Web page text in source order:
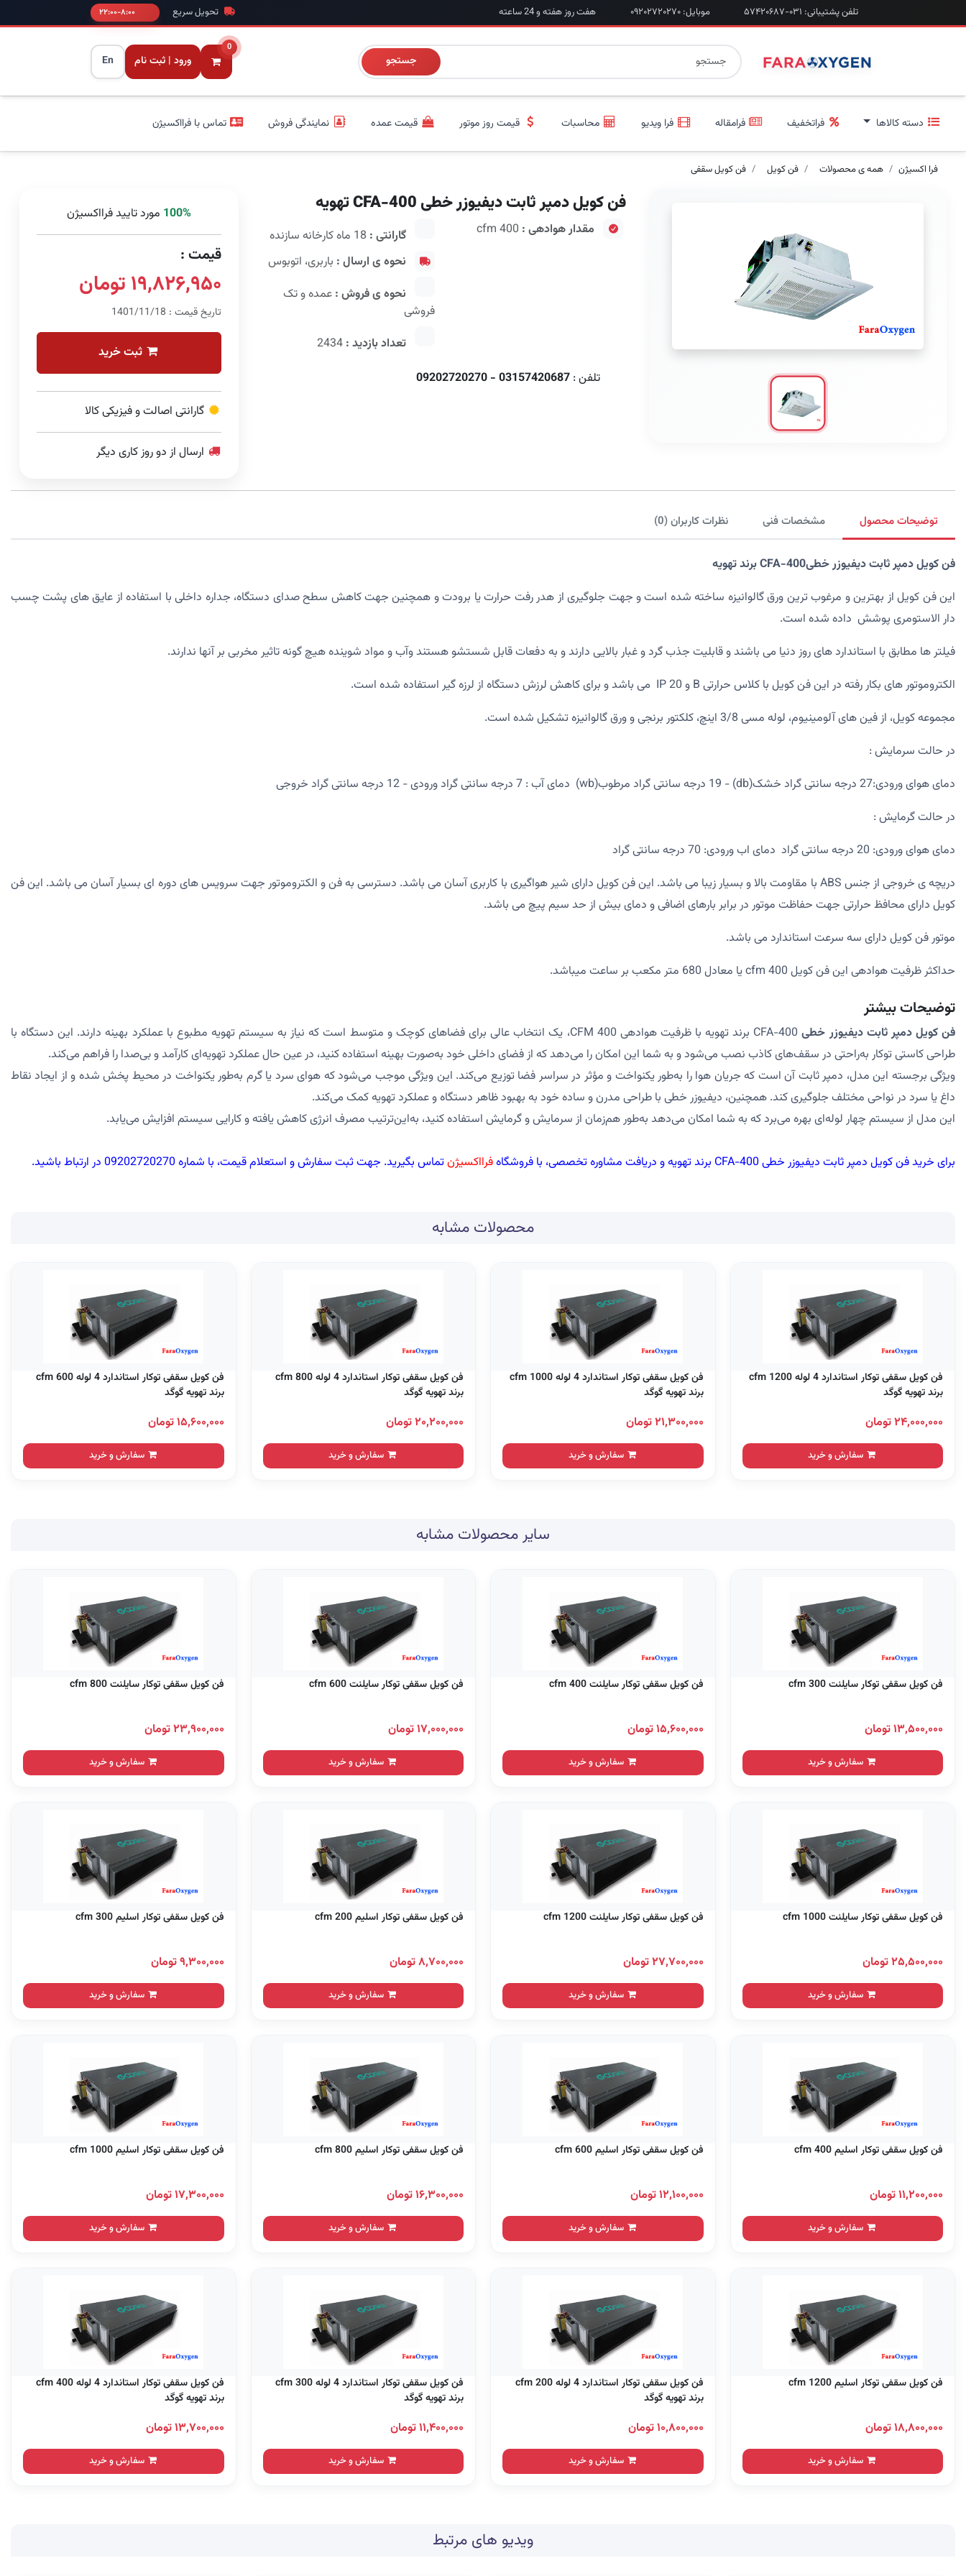
تلفن پشتیبانی: ۰۳۱-۵۷۴۲۰۶۸۷ موبایل: ۰۹۲۰۲۷۲۰۲۷۰ هفت روز هفته و 24 ساعته تحویل سریع
جستجو
0
ورود | ثبت نام En
دسته کالاها فراتخفیف فرامقاله فرا ویدیو محاسبات قیمت روز موتور قیمت عمده نمایندگی فروش تماس با فرااکسیژن
فرا اکسیژن همه ی محصولات فن کویل فن کویل سقفی
فن کویل دمپر ثابت دیفیوزر خطی CFA-400 تهویه
مقدار هوادهی : گارانتی :
نحوه ی ارسال : باربری، اتوبوس
نحوه ی فروش : عمده و تک
فروشی
تعداد بازدید :
تلفن : 03157420687 - 09202720270
100% مورد تایید فرااکسیژن
قیمت :
۱۹,۸۲۶,۹۵۰ تومان
تاریخ قیمت : 1401/11/18
ثبت خرید
گارانتی اصالت و فیزیکی کالا
ارسال از دو روز کاری دیگر
توضیحات محصول مشخصات فنی نظرات کاربران (0)
فن کویل دمپر ثابت دیفیوزر خطیCFA-400 برند تهویه
این فن کویل از بهترین و مرغوب ترین ورق گالوانیزه ساخته شده است و جهت جلوگیری از هدر رفت حرارت یا برودت و همچنین جهت کاهش سطح صدای دستگاه، جداره داخلی با استفاده از عایق های پشت چسب
دار الاستومری پوشش داده شده است.
فیلتر ها مطابق با استاندارد های روز دنیا می باشند و قابلیت جذب گرد و غبار بالایی دارند و به دفعات قابل شستشو هستند وآب و مواد شوینده هیچ گونه تاثیر مخربی بر آنها ندارند.
الکتروموتور های بکار رفته در این فن کویل با کلاس حرارتی B و IP 20 می باشد و برای کاهش لرزش دستگاه از لرزه گیر استفاده شده است.
مجموعه کویل، از فین های آلومینیوم، لوله مسی 3/8 اینچ، کلکتور برنجی و ورق گالوانیزه تشکیل شده است.
در حالت سرمایش :
دمای هوای ورودی:27 درجه سانتی گراد خشک(db) - 19 درجه سانتی گراد مرطوب(wb) دمای آب : 7 درجه سانتی گراد ورودی - 12 درجه سانتی گراد خروجی
در حالت گرمایش :
دمای هوای ورودی: 20 درجه سانتی گراد دمای اب ورودی: 70 درجه سانتی گراد
دریچه ی خروجی از جنس ABS با مقاومت بالا و بسیار زیبا می باشد. این فن کویل دارای شیر هواگیری با کاربری آسان می باشد. دسترسی به فن و الکتروموتور جهت سرویس های دوره ای بسیار آسان می باشد. این فن
کویل دارای محافظ حرارتی جهت حفاظت موتور در برابر بارهای اضافی و دمای بیش از حد سیم پیچ می باشد.
موتور فن کویل دارای سه سرعت استاندارد می باشد.
حداکثر ظرفیت هوادهی این فن کویل 400 cfm یا معادل 680 متر مکعب بر ساعت میباشد.
توضیحات بیشتر
فن کویل دمپر ثابت دیفیوزر خطی
CFA-400 برند تهویه با ظرفیت هوادهی 400 CFM، یک انتخاب عالی برای فضاهای کوچک و متوسط است که نیاز به سیستم تهویه مطبوع با عملکرد بهینه دارند. این دستگاه با
طراحی کاستی توکار به‌راحتی در سقف‌های کاذب نصب می‌شود و به شما این امکان را می‌دهد که از فضای داخلی خود به‌صورت بهینه استفاده کنید، در عین حال عملکرد تهویه‌ای کارآمد و بی‌صدا را فراهم می‌کند.
ویژگی برجسته این مدل، دمپر ثابت آن است که جریان هوا را به‌طور یکنواخت و مؤثر در سراسر فضا توزیع می‌کند. این ویژگی موجب می‌شود که هوای سرد یا گرم به‌طور یکنواخت در محیط پخش شده و از ایجاد نقاط
داغ یا سرد در نواحی مختلف جلوگیری کند. همچنین، دیفیوزر خطی با طراحی مدرن و ساده خود به بهبود ظاهر دستگاه و عملکرد تهویه کمک می‌کند.
این مدل از سیستم چهار لوله‌ای بهره می‌برد که به شما امکان می‌دهد به‌طور هم‌زمان از سرمایش و گرمایش استفاده کنید، به‌این‌ترتیب مصرف انرژی کاهش یافته و کارایی سیستم افزایش می‌یابد.
برای خرید فن کویل دمپر ثابت دیفیوزر خطی CFA-400 برند تهویه و دریافت مشاوره تخصصی، با فروشگاه فرااکسیژنتماس بگیرید. جهت ثبت سفارش و استعلام قیمت، با شماره 09202720270 در ارتباط باشید.
محصولات مشابه
فن کویل سقفی توکار استاندارد 4 لوله 1200 cfm
برند تهویه گوگد
۲۴,۰۰۰,۰۰۰ تومان
سفارش و خرید
فن کویل سقفی توکار استاندارد 4 لوله 1000 cfm
برند تهویه گوگد
۲۱,۳۰۰,۰۰۰ تومان
سفارش و خرید
فن کویل سقفی توکار استاندارد 4 لوله 800 cfm
برند تهویه گوگد
۲۰,۲۰۰,۰۰۰ تومان
سفارش و خرید
فن کویل سقفی توکار استاندارد 4 لوله 600 cfm
برند تهویه گوگد
۱۵,۶۰۰,۰۰۰ تومان
سفارش و خرید
سایر محصولات مشابه
فن کویل سقفی توکار سایلنت 300 cfm
۱۳,۵۰۰,۰۰۰ تومان
سفارش و خرید
فن کویل سقفی توکار سایلنت 400 cfm
۱۵,۶۰۰,۰۰۰ تومان
سفارش و خرید
فن کویل سقفی توکار سایلنت 600 cfm
۱۷,۰۰۰,۰۰۰ تومان
سفارش و خرید
فن کویل سقفی توکار سایلنت 800 cfm
۲۳,۹۰۰,۰۰۰ تومان
سفارش و خرید
فن کویل سقفی توکار سایلنت 1000 cfm
۲۵,۵۰۰,۰۰۰ تومان
سفارش و خرید
فن کویل سقفی توکار سایلنت 1200 cfm
۲۷,۷۰۰,۰۰۰ تومان
سفارش و خرید
فن کویل سقفی توکار اسلیم 200 cfm
۸,۷۰۰,۰۰۰ تومان
سفارش و خرید
فن کویل سقفی توکار اسلیم 300 cfm
۹,۳۰۰,۰۰۰ تومان
سفارش و خرید
فن کویل سقفی توکار اسلیم 400 cfm
۱۱,۲۰۰,۰۰۰ تومان
سفارش و خرید
فن کویل سقفی توکار اسلیم 600 cfm
۱۲,۱۰۰,۰۰۰ تومان
سفارش و خرید
فن کویل سقفی توکار اسلیم 800 cfm
۱۶,۳۰۰,۰۰۰ تومان
سفارش و خرید
فن کویل سقفی توکار اسلیم 1000 cfm
۱۷,۳۰۰,۰۰۰ تومان
سفارش و خرید
فن کویل سقفی توکار اسلیم 1200 cfm
۱۸,۸۰۰,۰۰۰ تومان
سفارش و خرید
فن کویل سقفی توکار استاندارد 4 لوله 200 cfm
برند تهویه گوگد
۱۰,۸۰۰,۰۰۰ تومان
سفارش و خرید
فن کویل سقفی توکار استاندارد 4 لوله 300 cfm
برند تهویه گوگد
۱۱,۴۰۰,۰۰۰ تومان
سفارش و خرید
فن کویل سقفی توکار استاندارد 4 لوله 400 cfm
برند تهویه گوگد
۱۳,۷۰۰,۰۰۰ تومان
سفارش و خرید
ویدیو های مرتبط